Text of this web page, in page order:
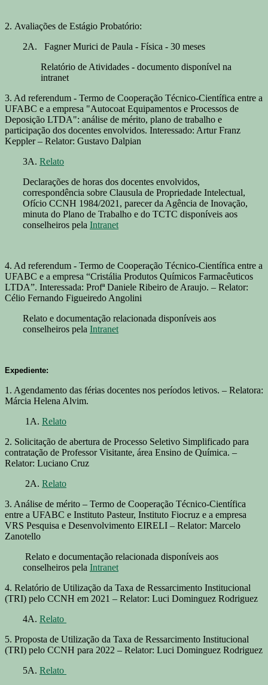
2. Avaliações de Estágio Probatório:
2A. Fagner Murici de Paula - Física - 30 meses
Relatório de Atividades - documento disponível na
intranet
3. Ad referendum - Termo de Cooperação Técnico-Científica entre a
UFABC e a empresa "Autocoat Equipamentos e Processos de
Deposição LTDA": análise de mérito, plano de trabalho e
participação dos docentes envolvidos. Interessado: Artur Franz
Keppler – Relator: Gustavo Dalpian
3A. Relato
Declarações de horas dos docentes envolvidos,
correspondência sobre Clausula de Propriedade Intelectual,
Ofício CCNH 1984/2021, parecer da Agência de Inovação,
minuta do Plano de Trabalho e do TCTC disponíveis aos
conselheiros pela Intranet
4. Ad referendum - Termo de Cooperação Técnico-Científica entre a
UFABC e a empresa “Cristália Produtos Químicos Farmacêuticos
LTDA”. Interessada: Profª Daniele Ribeiro de Araujo. – Relator:
Célio Fernando Figueiredo Angolini
Relato e documentação relacionada disponíveis aos
conselheiros pela Intranet
Expediente:
1. Agendamento das férias docentes nos períodos letivos. – Relatora:
Márcia Helena Alvim.
1A. Relato
2. Solicitação de abertura de Processo Seletivo Simplificado para
contratação de Professor Visitante, área Ensino de Química. –
Relator: Luciano Cruz
2A. Relato
3. Análise de mérito – Termo de Cooperação Técnico-Científica
entre a UFABC e Instituto Pasteur, Instituto Fiocruz e a empresa
VRS Pesquisa e Desenvolvimento EIRELI – Relator: Marcelo
Zanotello
Relato e documentação relacionada disponíveis aos
conselheiros pela Intranet
4. Relatório de Utilização da Taxa de Ressarcimento Institucional
(TRI) pelo CCNH em 2021 – Relator: Luci Dominguez Rodriguez
4A. Relato
5. Proposta de Utilização da Taxa de Ressarcimento Institucional
(TRI) pelo CCNH para 2022 – Relator: Luci Dominguez Rodriguez
5A. Relato